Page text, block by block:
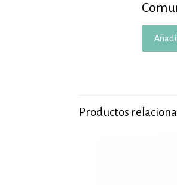
Productos